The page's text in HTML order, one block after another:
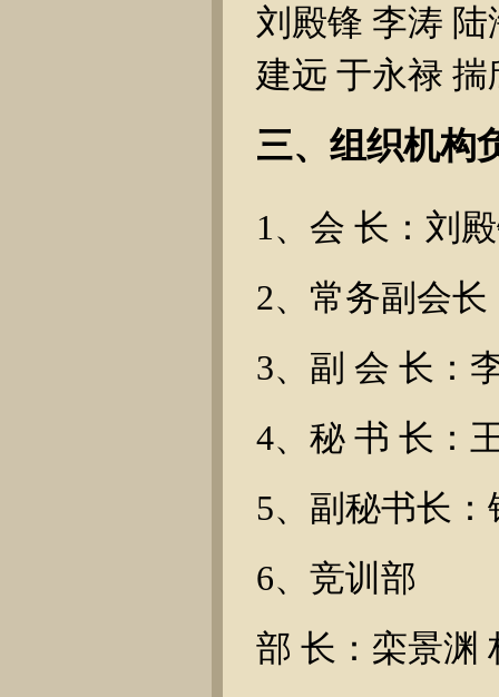
刘殿锋 李涛
建远 于永禄
三、组织机构
1、会 长：刘
2、常务副会
3、副 会 长：
4、秘 书 长：
5、副秘书长：
6、竞训部
部 长：栾景渊